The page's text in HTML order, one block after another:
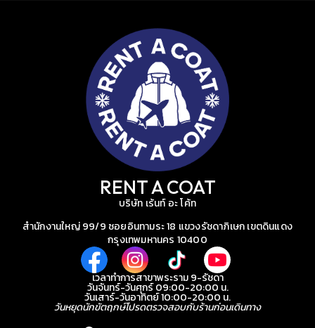
RENT A COAT
บริษัท เร้นท์ อะ โค้ท
สำนักงานใหญ่ 99/9 ซอยอินทามระ 18 แขวงรัชดาภิเษก เขตดินแดง
กรุงเทพมหานคร 10400
เวลาทำการสาขาพระราม 9-รัชดา
วันจันทร์-วันศุกร์ 09:00-20:00 น.
วันเสาร์-วันอาทิตย์ 10:00-20:00 น.
วันหยุดนักขัตฤกษ์โปรดตรวจสอบกับร้านก่อนเดินทาง